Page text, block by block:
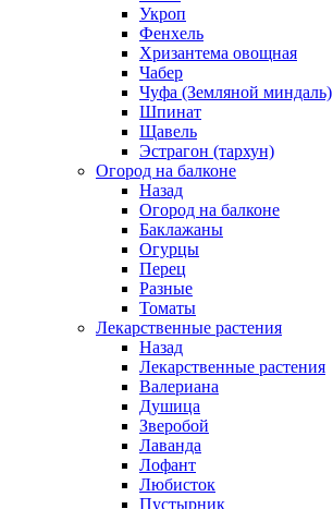
Укроп
Фенхель
Хризантема овощная
Чабер
Чуфа (Земляной миндаль)
Шпинат
Щавель
Эстрагон (тархун)
Огород на балконе
Назад
Огород на балконе
Баклажаны
Огурцы
Перец
Разные
Томаты
Лекарственные растения
Назад
Лекарственные растения
Валериана
Душица
Зверобой
Лаванда
Лофант
Любисток
Пустырник